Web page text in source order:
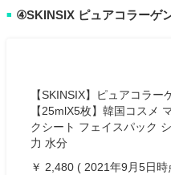
■ ④SKINSIX ピュアコラーゲ
【SKINSIX】ピュアコラ
【25mlX5枚】韓国コスメ
クシート フェイスパック
力 水分
￥ 2,480 ( 2021年9月5日時